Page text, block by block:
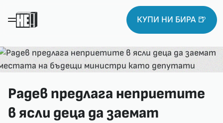
КУПИ НИ БИРА 🍺
Радев предлага неприетите
в ясли деца да заемат